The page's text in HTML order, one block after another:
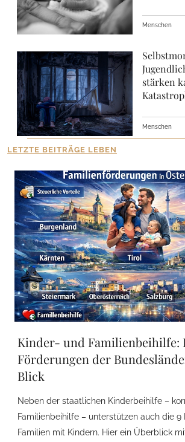
Menschen
stärken
Menschen
LETZTE BEITRÄGE LEBEN
Kinder- und Familienbeihilfe:
Förderungen der
Blick
Neben der staatlichen Kinderbeihilfe –
Familienbeihilfe – unterstützen auch die 9
Familien mit Kindern. Hier ein Überblick